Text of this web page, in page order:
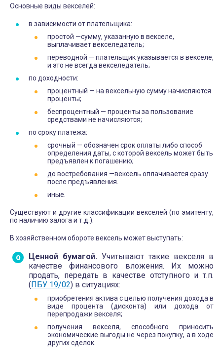
Основные виды векселей:
в зависимости от плательщика:
простой —сумму, указанную в векселе,
выплачивает векселедатель;
переводной — плательщик указывается в векселе,
и это не всегда векселедатель;
по доходности:
процентный — на вексельную сумму начисляются
проценты;
беспроцентный — проценты за пользование
средствами не начисляются;
по сроку платежа:
срочный — обозначен срок оплаты либо способ
определения даты, с которой вексель может быть
предъявлен к погашению;
до востребования —вексель оплачивается сразу
после предъявления.
иные.
Существуют и другие классификации векселей (по эмитенту,
по наличию залога и т.д.).
В хозяйственном обороте вексель может выступать:
Ценной бумагой. Учитывают такие векселя в
качестве финансового вложения. Их можно
продать, передать в качестве отступного и т.п.
(ПБУ 19/02) в ситуациях:
приобретения актива с целью получения дохода в
виде процента (дисконта) или дохода от
перепродажи векселя;
получения векселя, способного приносить
экономические выгоды не через покупку, а в ходе
других сделок.